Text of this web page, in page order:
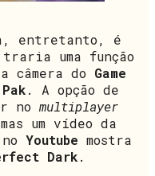
entretanto, é
uma função
câmera do Game
. A opção de
no multiplayer
um vídeo da
Youtube mostra
Dark.